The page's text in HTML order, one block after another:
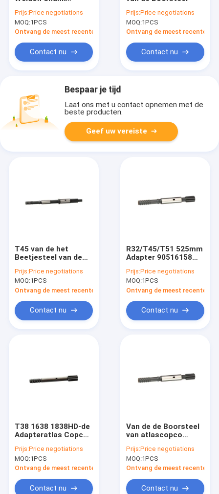
Prijs:Price negotiations
MOQ:1PCS
Ontvang de meest recente Prijs
Contact nu
Prijs:Price negotiations
MOQ:1PCS
Ontvang de meest recente
Contact nu
Bespaar je tijd
Laat ons met u contact opnemen met de
beste producten.
Geef uw vereiste
T45 van de het
Beetjesteel van de
780mm
90516273/90516278/90516293
Prijs:Price negotiations
MOQ:1PCS
Ontvang de meest recente Prijs
Contact nu
R32/T45/T51 525mm
Adapter 90516158
90516206 90516217
Prijs:Price negotiations
MOQ:1PCS
Ontvang de meest recente
Contact nu
T38 1638 1838HD-de
Adapteratlas Copco
Latsteel
Prijs:Price negotiations
MOQ:1PCS
Ontvang de meest recente Prijs
Contact nu
Van de de Boorsteel
van atlascopco
Adapter 90516088
90516099 90516121
Prijs:Price negotiations
MOQ:1PCS
Ontvang de meest recente
Contact nu